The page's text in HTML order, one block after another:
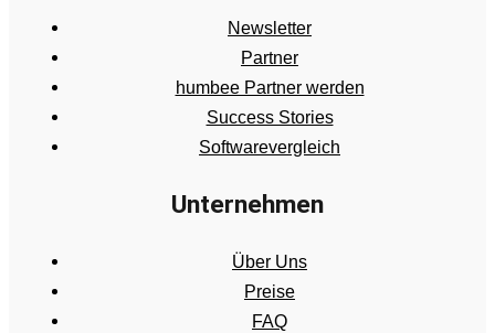
Newsletter
Partner
humbee Partner werden
Success Stories
Softwarevergleich
Unternehmen
Über Uns
Preise
FAQ